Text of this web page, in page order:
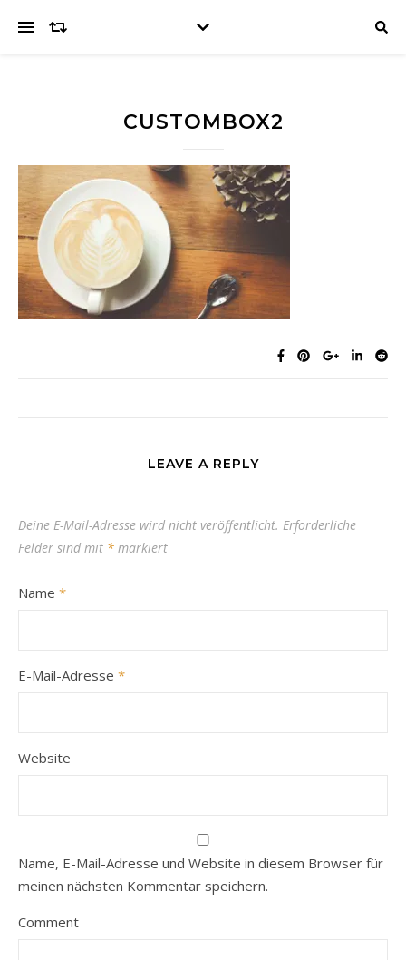
CUSTOMBOX2
LEAVE A REPLY
Deine E-Mail-Adresse wird nicht veröffentlicht. Erforderliche
Felder sind mit * markiert
Name *
E-Mail-Adresse *
Website
Name, E-Mail-Adresse und Website in diesem Browser für
meinen nächsten Kommentar speichern.
Comment